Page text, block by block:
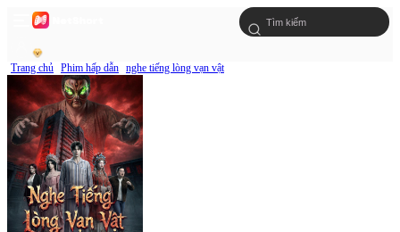
Trang chủ Phim hấp dẫn nghe tiếng lòng vạn vật